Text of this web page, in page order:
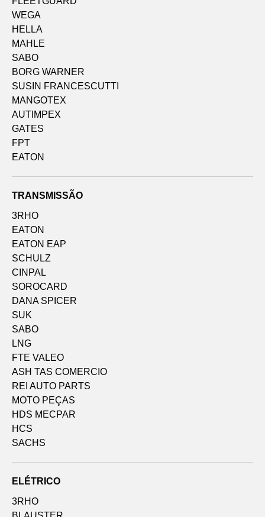
WEGA
HELLA
MAHLE
SABO
BORG WARNER
SUSIN FRANCESCUTTI
MANGOTEX
AUTIMPEX
GATES
FPT
EATON
TRANSMISSÃO
3RHO
EATON
EATON EAP
SCHULZ
CINPAL
SOROCARD
DANA SPICER
SUK
SABO
LNG
FTE VALEO
ASH TAS COMERCIO
REI AUTO PARTS
MOTO PEÇAS
HDS MECPAR
HCS
SACHS
ELÉTRICO
3RHO